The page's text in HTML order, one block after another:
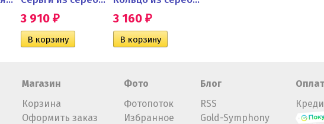
3 910 ₽ 3 160 ₽
Магазин
Корзина
Оформить заказ
Фото
Фотопоток
Избранное
Блог
RSS
Gold-Symphony